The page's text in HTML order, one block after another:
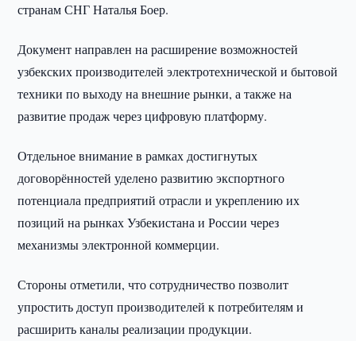
странам СНГ Наталья Боер.
Документ направлен на расширение возможностей
узбекских производителей электротехнической и бытовой
техники по выходу на внешние рынки, а также на
развитие продаж через цифровую платформу.
Отдельное внимание в рамках достигнутых
договорённостей уделено развитию экспортного
потенциала предприятий отрасли и укреплению их
позиций на рынках Узбекистана и России через
механизмы электронной коммерции.
Стороны отметили, что сотрудничество позволит
упростить доступ производителей к потребителям и
расширить каналы реализации продукции.